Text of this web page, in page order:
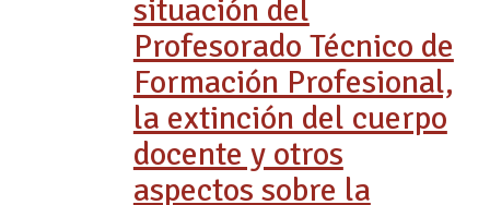
situación del
Profesorado Técnico de
Formación Profesional,
la extinción del cuerpo
docente y otros
aspectos sobre la